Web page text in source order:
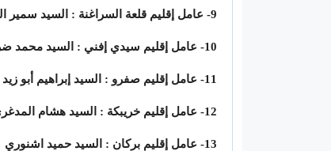
9- عامل إقليم قلعة السراغنة : السيد سمير اليزيدي
10- عامل إقليم سيدي إفني : السيد محمد ضرهم
11- عامل إقليم صفرو : السيد إبراهيم أبو زيد
12- عامل إقليم خريبكة : السيد هشام المدغري العلوي
13- عامل إقليم بركان : السيد حميد اشنوري